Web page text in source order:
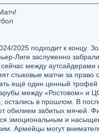
2025 подходит к концу.
Лиги заслуженно
между аутсайдерами
стыковые матчи за право
ещё один ценный
между «Ростовом» и
остались в прошлом. В
обилием забитых мячей.
эмоциональным и
Армейцы могут